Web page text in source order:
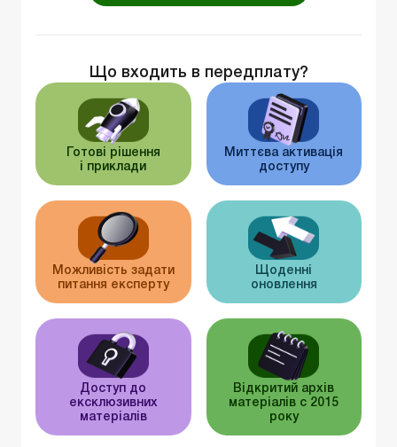
Що входить в передплату?
Готові рішення
і приклади
Миттєва активація
доступу
Можливість задати
питання експерту
Щоденні
оновлення
Доступ до
ексклюзивних
матеріалів
Відкритий архів
матеріалів c 2015
року